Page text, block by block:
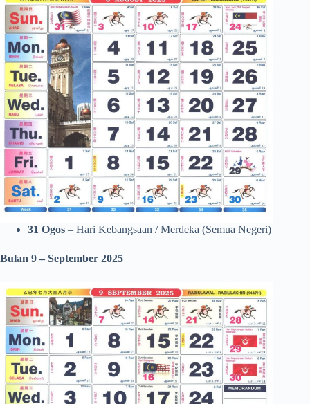
31 Ogos – Hari Kebangsaan / Merdeka (Semua Negeri)
Bulan 9 – September 2025